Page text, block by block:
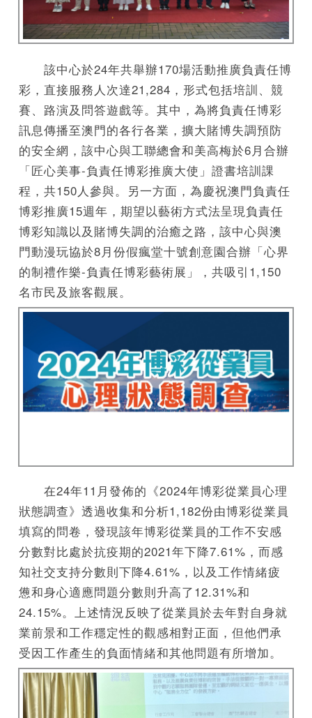
該中心於24年共舉辦170場活動推廣負責任博
彩，直接服務人次達21,284，形式包括培訓、競
賽、路演及問答遊戲等。其中，為將負責任博彩
訊息傳播至澳門的各行各業，擴大賭博失調預防
的安全網，該中心與工聯總會和美高梅於6月合辦
「匠心美事-負責任博彩推廣大使」證書培訓課
程，共150人參與。另一方面，為慶祝澳門負責任
博彩推廣15週年，期望以藝術方式法呈現負責任
博彩知識以及賭博失調的治癒之路，該中心與澳
門動漫玩協於8月份假瘋堂十號創意園合辦「心界
的制禮作樂-負責任博彩藝術展」，共吸引1,150
名市民及旅客觀展。
在24年11月發佈的《2024年博彩從業員心理
狀態調查》透過收集和分析1,182份由博彩從業員
填寫的問卷，發現該年博彩從業員的工作不安感
分數對比處於抗疫期的2021年下降7.61%，而感
知社交支持分數則下降4.61%，以及工作情緒疲
憊和身心適應問題分數則升高了12.31%和
24.15%。上述情況反映了從業員於去年對自身就
業前景和工作穩定性的觀感相對正面，但他們承
受因工作產生的負面情緒和其他問題有所增加。